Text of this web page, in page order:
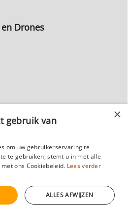
Drones
gemaakt met
webwinkel
gebruik van
om uw gebruikerservaring te
te gebruiken, stemt u in met alle
ons Cookiebeleid. Lees verder
ALLES AFWIJZEN